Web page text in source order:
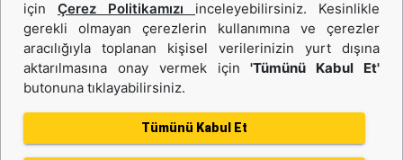
İş Makinası ve Güç Sistemleri
İkinci el ve Kiralama
için Çerez Politikamızı inceleyebilirsiniz. Kesinlikle
gerekli olmayan çerezlerin kullanımına ve çerezler
aracılığıyla toplanan kişisel verilerinizin yurt dışına
aktarılmasına onay vermek için'Tümünü Kabul Et'
butonuna tıklayabilirsiniz.
Tümünü Kabul Et